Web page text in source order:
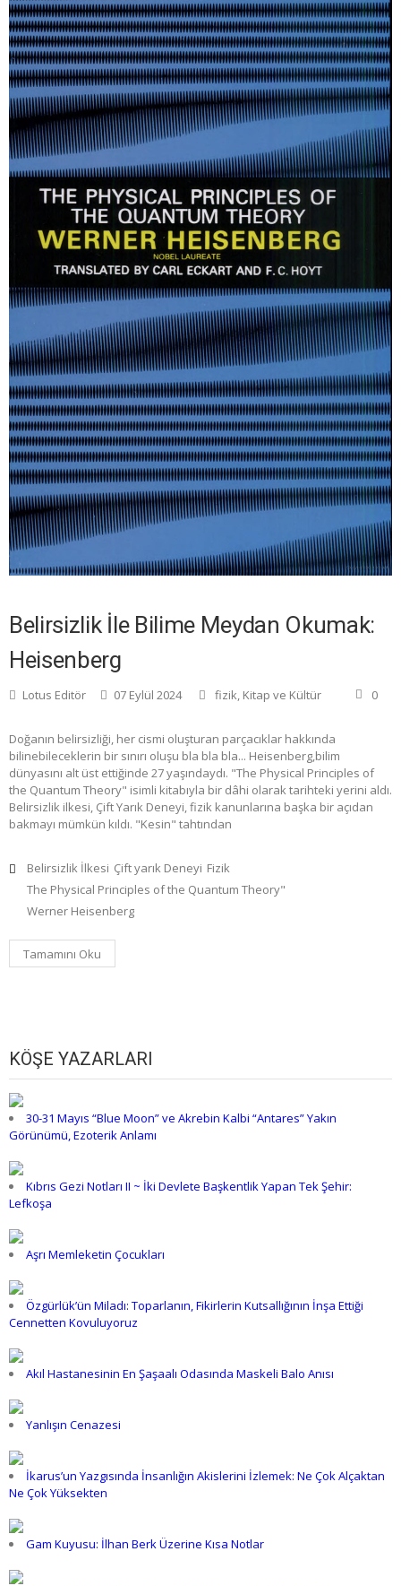
Belirsizlik İle Bilime Meydan Okumak:
Heisenberg
Lotus Editör 07 Eylül 2024 fizik, Kitap ve Kültür 0
Doğanın belirsizliği, her cismi oluşturan parçacıklar hakkında
bilinebileceklerin bir sınırı oluşu bla bla bla... Heisenberg,bilim
dünyasını alt üst ettiğinde 27 yaşındaydı. "The Physical Principles of
the Quantum Theory" isimli kitabıyla bir dâhi olarak tarihteki yerini aldı.
Belirsizlik ilkesi, Çift Yarık Deneyi, fizik kanunlarına başka bir açıdan
bakmayı mümkün kıldı. "Kesin" tahtından
Belirsizlik İlkesi Çift yarık Deneyi Fizik
The Physical Principles of the Quantum Theory"
Werner Heisenberg
Tamamını Oku
KÖŞE YAZARLARI
30-31 Mayıs “Blue Moon” ve Akrebin Kalbi “Antares” Yakın
Görünümü, Ezoterik Anlamı
Kıbrıs Gezi Notları II ~ İki Devlete Başkentlik Yapan Tek Şehir:
Lefkoşa
Aşrı Memleketin Çocukları
Özgürlük’ün Miladı: Toparlanın, Fikirlerin Kutsallığının İnşa Ettiği
Cennetten Kovuluyoruz
Akıl Hastanesinin En Şaşaalı Odasında Maskeli Balo Anısı
Yanlışın Cenazesi
İkarus’un Yazgısında İnsanlığın Akislerini İzlemek: Ne Çok Alçaktan
Ne Çok Yüksekten
Gam Kuyusu: İlhan Berk Üzerine Kısa Notlar